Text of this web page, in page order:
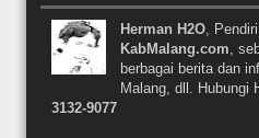
Herman H2O,
KabMalang.com,
berbagai berita dan
Malang, dll. Hubungi
3132-9077